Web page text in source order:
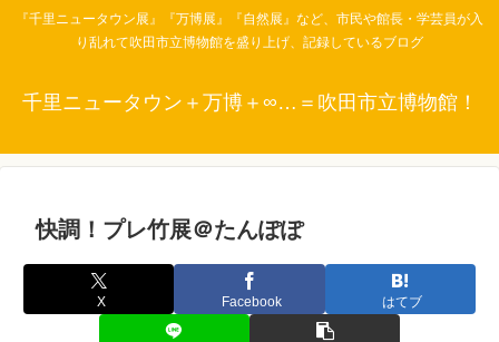
『千里ニュータウン展』『万博展』『自然展』など、市民や館長・学芸員が入
り乱れて吹田市立博物館を盛り上げ、記録しているブログ
千里ニュータウン＋万博＋∞…＝吹田市立博物館！
快調！プレ竹展＠たんぽぽ
X Facebook はてブ